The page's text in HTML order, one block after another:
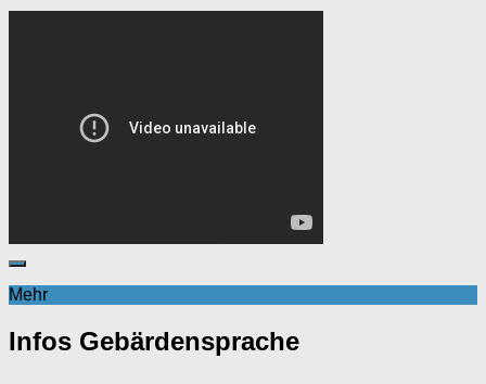
Mehr
Infos Gebärdensprache